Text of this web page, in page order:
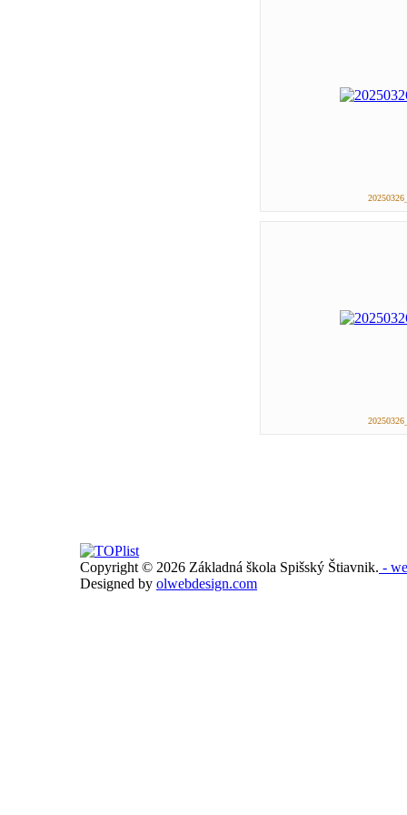
Copyright © 2026 Základná škola Spišský Štiavnik. -
Designed by olwebdesign.com